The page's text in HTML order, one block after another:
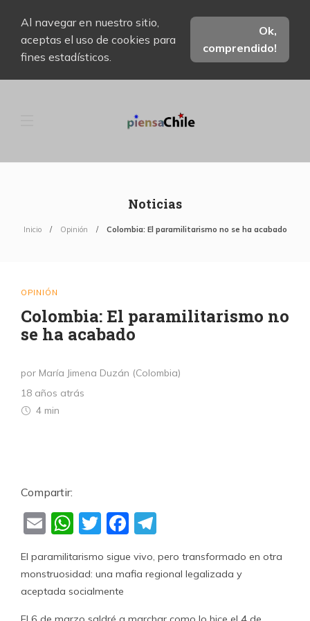
Al navegar en nuestro sitio,
aceptas el uso de cookies para
fines estadísticos.
Ok,
comprendido!
Noticias
Inicio Opinión Colombia: El paramilitarismo no se ha acabado
OPINIÓN
Colombia: El paramilitarismo no
se ha acabado
por María Jimena Duzán (Colombia)
18 años atrás
4 min
Compartir:
EmailWhatsApp
TwitterFacebook
El paramilitarismo sigue vivo, pero transformado en otra
monstruosidad: una mafia regional legalizada y
aceptada socialmente